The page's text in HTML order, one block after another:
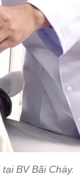
BV Bãi Cháy.